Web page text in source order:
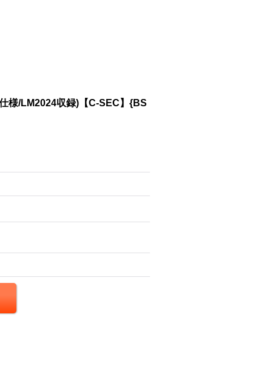
様/LM2024収録)【C-SEC】{BS